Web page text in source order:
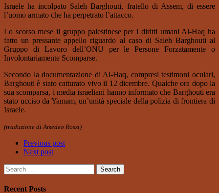
Israele ha incolpato Saleh Barghouti, fratello di Assem, di essere
l’uomo armato che ha perpetrato l’attacco.
Lo scorso mese il gruppo palestinese per i diritti umani Al-Haq ha
fatto un pressante appello riguardo al caso di Saleh Barghouti al
Gruppo di Lavoro dell’ONU per le Persone Forzatamente o
Involontariamente Scomparse.
Secondo la documentazione di Al-Haq, compresi testimoni oculari,
Barghouti è stato catturato vivo il 12 dicembre. Qualche ora dopo la
sua scomparsa, i media israeliani hanno informato che Barghouti era
stato ucciso da Yamam, un’unità speciale della polizia di frontiera di
Israele.
(traduzione di Amedeo Rossi)
Previous post
Next post
Search
for:
Recent Posts